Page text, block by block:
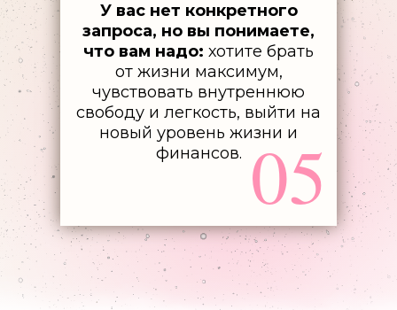
У вас нет конкретного
запроса, но вы понимаете,
что вам надо: хотите брать
от жизни максимум,
чувствовать внутреннюю
свободу и легкость, выйти на
новый уровень жизни и
финансов. 05